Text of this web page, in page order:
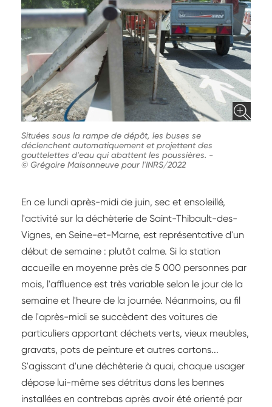
Situées sous la rampe de dépôt, les buses se
déclenchent automatiquement et projettent des
gouttelettes d'eau qui abattent les poussières. -
© Grégoire Maisonneuve pour l'INRS/2022
En ce lundi après-midi de juin, sec et ensoleillé,
l'activité sur la déchèterie de Saint-Thibault-des-
Vignes, en Seine-et-Marne, est représentative d'un
début de semaine : plutôt calme. Si la station
accueille en moyenne près de 5 000 personnes par
mois, l'affluence est très variable selon le jour de la
semaine et l'heure de la journée. Néanmoins, au fil
de l'après-midi se succèdent des voitures de
particuliers apportant déchets verts, vieux meubles,
gravats, pots de peinture et autres cartons...
S'agissant d'une déchèterie à quai, chaque usager
dépose lui-même ses détritus dans les bennes
installées en contrebas après avoir été orienté par